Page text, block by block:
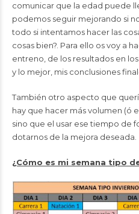
comunicar que la edad puede
podemos seguir mejorando si
todo si intentamos hacer las
cosas bien?. Para ello os voy a
entreno, de los resultados en
y lo mejor, mis conclusiones
También otro aspecto que
hay que hacer más volumen (ó
sino que el usar ese tiempo de
dotarnos de la mejora deseada.
¿Cómo es mi semana tipo